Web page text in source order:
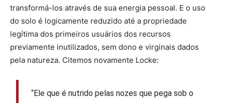
transformá-los através de sua energia pessoal. E o uso
do solo é logicamente reduzido até a propriedade
legítima dos primeiros usuários dos recursos
previamente inutilizados, sem dono e virginais dados
pela natureza. Citemos novamente Locke:
“Ele que é nutrido pelas nozes que pega sob o